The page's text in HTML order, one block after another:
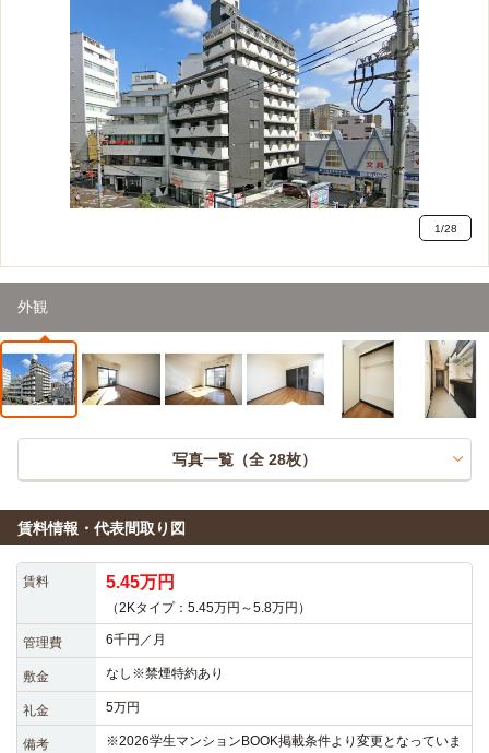
外観
1/28
写真一覧（全 28枚）
賃料情報・代表間取り図
賃料 5.45万円
（2Kタイプ：5.45万円～5.8万円）
管理費 6千円／月
敷金 なし※禁煙特約あり
礼金 5万円
備考
※2026学生マンションBOOK掲載条件より変更となっていま